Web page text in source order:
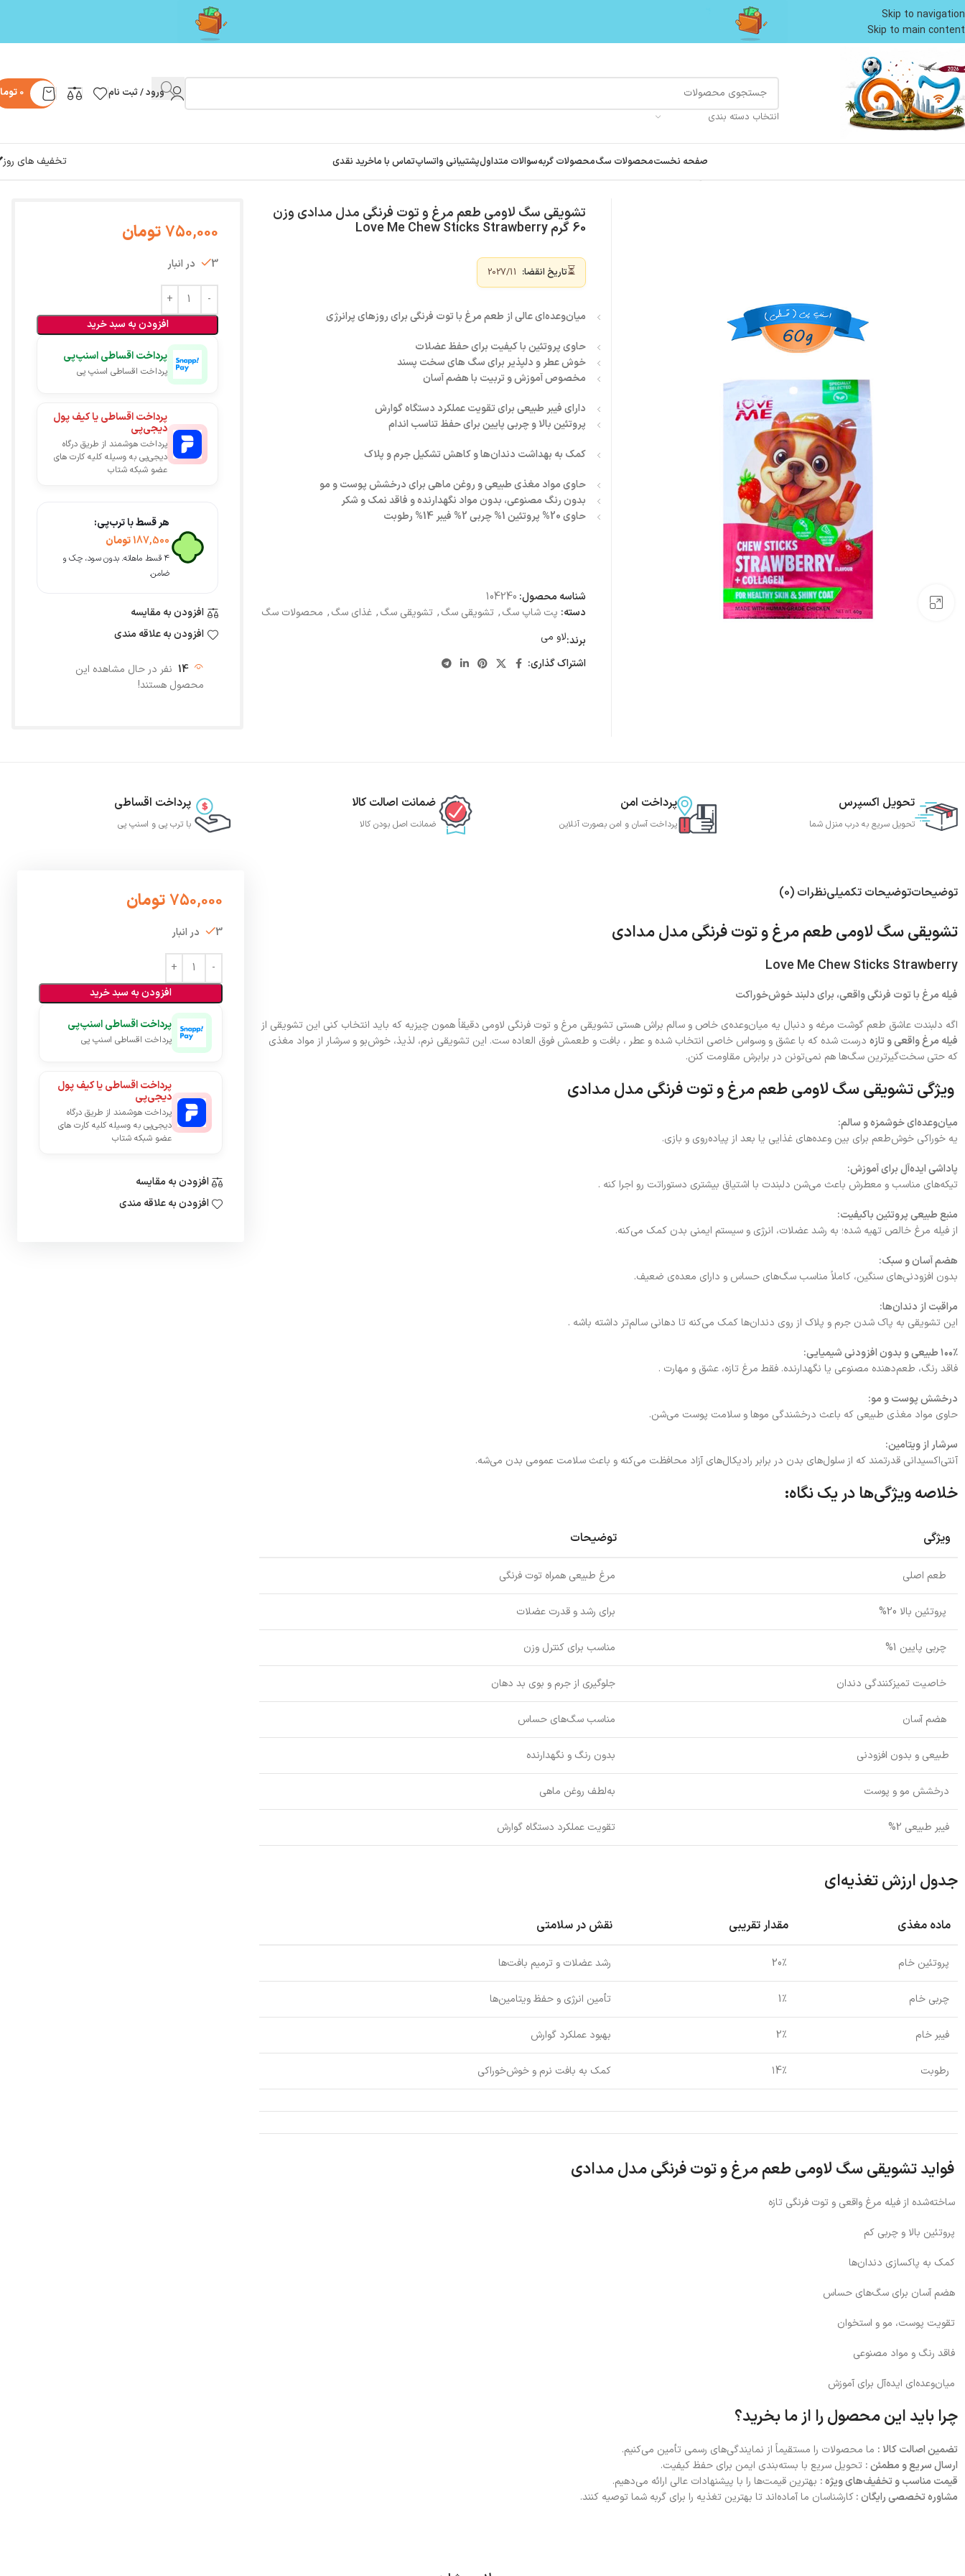
Skip to navigation
Skip to main content
انتخاب دسته بندی
ورود / ثبت نام 0
صفحه نخستمحصولات سگمحصولات گربهسوالات متداولپشتیبانی واتساپتماس با ماخرید نقدی
تخفیف های روز
تشویقی سگ لاومی طعم مرغ و توت فرنگی مدل مدادی وزن
60 گرم Love Me Chew Sticks Strawberry
⏳تاریخ انقضا:
میان‌وعده‌ای عالی از طعم مرغ با توت فرنگی برای روزهای پرانرژی
حاوی پروتئین با کیفیت برای حفظ عضلات
خوش عطر و دلپذیر برای سگ های سخت پسند
مخصوص آموزش و تربیت با هضم آسان
دارای فیبر طبیعی برای تقویت عملکرد دستگاه گوارش
پروتئین بالا و چربی پایین برای حفظ تناسب اندام
کمک به بهداشت دندان‌ها و کاهش تشکیل جرم و پلاک
حاوی مواد مغذی طبیعی و روغن ماهی برای درخشش پوست و مو
بدون رنگ مصنوعی، بدون مواد نگهدارنده و فاقد نمک و شکر
حاوی 20% پروتئین 1% چربی 2% فیبر 14% رطوبت
شناسه محصول: 104240
دسته: پت شاپ سگ, تشویقی سگ, تشویقی سگ, غذای سگ, محصولات سگ
برند:لاو می
اشتراک گذاری:
750,000تومان
3 در انبار
افزودن به سبد خرید
پرداخت اقساطی اسنپ‌پی
پرداخت اقساطی اسنپ پی
پرداخت اقساطی یا کیف پول
دیجی‌پی
پرداخت هوشمند از طریق درگاه
دیجی‌پی به وسیله کلیه کارت های
عضو شبکه شتاب
هر قسط با ترب‌پی:
187,500تومان
۴ قسط ماهانه. بدون سود، چک و
ضامن.
افزودن به مقایسه
افزودن به علاقه مندی
14 نفر در حال مشاهده این
محصول هستند!
تحویل اکسپرس
تحویل سریع به درب منزل شما
پرداخت امن
پرداخت آسان و امن بصورت آنلاین
ضمانت اصالت کالا
ضمانت اصل بودن کالا
پرداخت اقساطی
با ترب‌ پی و اسنپ پی
توضیحاتتوضیحات تکمیلینظرات (0)
تشویقی سگ لاومی طعم مرغ و توت فرنگی مدل مدادی
Love Me Chew Sticks Strawberry
فیله مرغ با توت فرنگی واقعی، برای دلبند خوش‌خوراکت
اگه دلبندت عاشق طعم گوشت مرغه و دنبال یه میان‌وعده‌ی خاص و سالم براش هستی تشویقی مرغ و توت فرنگی لاومی دقیقاً همون چیزیه که باید انتخاب کنی این تشویقی از
فیله مرغ واقعی و تازه درست شده که با عشق و وسواس خاصی انتخاب شده و عطر ، بافت و طعمش فوق العاده ست. این تشویقی نرم، لذیذ، خوش‌بو و سرشار از مواد مغذی
که حتی سخت‌گیرترین سگ‌ها هم نمی‌تونن در برابرش مقاومت کنن.
ویژگی‌ تشویقی سگ لاومی طعم مرغ و توت فرنگی مدل مدادی
میان‌وعده‌ای خوشمزه و سالم:
یه خوراکی خوش‌طعم برای بین وعده‌های غذایی یا بعد از پیاده‌روی و بازی.
پاداشی ایده‌آل برای آموزش:
تیکه‌های مناسب و معطرش باعث می‌شن دلبندت با اشتیاق بیشتری دستوراتت رو اجرا کنه .
منبع طبیعی پروتئین باکیفیت:
از فیله مرغ خالص تهیه شده؛ به رشد عضلات، انرژی و سیستم ایمنی بدن کمک می‌کنه.
هضم آسان و سبک:
بدون افزودنی‌های سنگین، کاملاً مناسب سگ‌های حساس و دارای معده‌ی ضعیف.
مراقبت از دندان‌ها:
این تشویقی به پاک شدن جرم و پلاک از روی دندان‌ها کمک می‌کنه تا دهانی سالم‌تر داشته باشه .
۱۰۰٪ طبیعی و بدون افزودنی شیمیایی:
فاقد رنگ، طعم‌دهنده مصنوعی یا نگهدارنده. فقط مرغ تازه، عشق و مهارت .
درخشش پوست و مو:
حاوی مواد مغذی طبیعی که باعث درخشندگی موها و سلامت پوست می‌شن.
سرشار از ویتامین:
آنتی‌اکسیدانی قدرتمند که از سلول‌های بدن در برابر رادیکال‌های آزاد محافظت می‌کنه و باعث سلامت عمومی بدن می‌شه.
خلاصه ویژگی‌ها در یک نگاه:
ویژگی توضیحات
طعم اصلی مرغ طبیعی همراه توت فرنگی
پروتئین بالا 20% برای رشد و قدرت عضلات
چربی پایین 1% مناسب برای کنترل وزن
خاصیت تمیزکنندگی دندان جلوگیری از جرم و بوی بد دهان
هضم آسان مناسب سگ‌های حساس
طبیعی و بدون افزودنی بدون رنگ و نگهدارنده
درخشش مو و پوست به‌لطف روغن ماهی
فیبر طبیعی 2% تقویت عملکرد دستگاه گوارش
جدول ارزش تغذیه‌ای
ماده مغذی مقدار تقریبی نقش در سلامتی
پروتئین خام 20٪ رشد عضلات و ترمیم بافت‌ها
چربی خام 1٪ تأمین انرژی و حفظ ویتامین‌ها
فیبر خام 2٪ بهبود عملکرد گوارش
رطوبت ۱4٪ کمک به بافت نرم و خوش‌خوراکی
فواید تشویقی سگ لاومی طعم مرغ و توت فرنگی مدل مدادی
ساخته‌شده از فیله مرغ واقعی و توت فرنگی تازه
پروتئین بالا و چربی کم
کمک به پاکسازی دندان‌ها
هضم آسان برای سگ‌های حساس
تقویت پوست، مو و استخوان
فاقد رنگ و مواد مصنوعی
میان‌وعده‌ای ایده‌آل برای آموزش
چرا باید این محصول را از ما بخرید؟
تضمین اصالت کالا : ما محصولات را مستقیماً از نمایندگی‌های رسمی تأمین می‌کنیم.
ارسال سریع و مطمئن : تحویل سریع با بسته‌بندی ایمن برای حفظ کیفیت.
قیمت مناسب و تخفیف‌های ویژه : بهترین قیمت‌ها را با پیشنهادات عالی ارائه می‌دهیم.
مشاوره تخصصی رایگان :کارشناسان ما آماده‌اند تا بهترین تغذیه را برای گربه شما توصیه کنند.
750,000تومان
3 در انبار
افزودن به سبد خرید
پرداخت اقساطی اسنپ‌پی
پرداخت اقساطی اسنپ پی
پرداخت اقساطی یا کیف پول
دیجی‌پی
پرداخت هوشمند از طریق درگاه
دیجی‌پی به وسیله کلیه کارت های
عضو شبکه شتاب
افزودن به مقایسه
افزودن به علاقه مندی